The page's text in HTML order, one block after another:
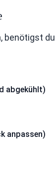
benötigst
abgekühlt)
anpassen)